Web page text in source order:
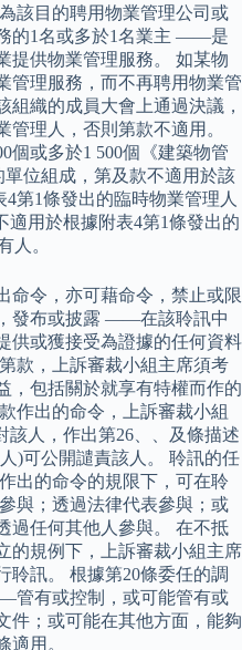
該目的聘用物業管理公司或
的1名或多於1名業主 ——是
提供物業管理服務。 如某物
管理服務，而不再聘用物業管
織的成員大會上通過決議，
理人，否則第款不適用。
個或多於1 500個《建築物管
位組成，第及款不適用於該
第1條發出的臨時物業管理人
適用於根據附表4第1條發出的
人。
命令，亦可藉命令，禁止或限
發布或披露 ——在該聆訊中
供或獲接受為證據的任何資料
款，上訴審裁小組主席須考
，包括關於就享有特權而作的
作出的命令，上訴審裁小組
人，作出第26、、及條描述
)可公開譴責該人。 聆訊的任
出的命令的規限下，可在聆
與；透過法律代表參與；或
過任何其他人參與。 在不抵
的規例下，上訴審裁小組主席
聆訊。 根據第20條委任的調
管有或控制，或可能管有或
件；或可能在其他方面，能夠
適用。